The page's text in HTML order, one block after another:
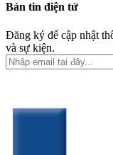
Bản tin điện tử
Đăng ký để cập nhật
và sự kiện.